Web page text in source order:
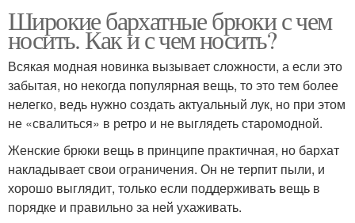
Широкие бархатные брюки с чем
носить. Как и с чем носить?
Всякая модная новинка вызывает сложности, а если это
забытая, но некогда популярная вещь, то это тем более
нелегко, ведь нужно создать актуальный лук, но при этом
не «свалиться» в ретро и не выглядеть старомодной.
Женские брюки вещь в принципе практичная, но бархат
накладывает свои ограничения. Он не терпит пыли, и
хорошо выглядит, только если поддерживать вещь в
порядке и правильно за ней ухаживать.